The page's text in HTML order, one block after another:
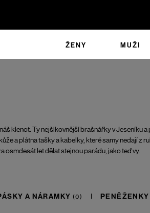
ŽENY MUŽI
klenot. Ty nejšikovnější brašnářky v Jeseníku
a plátna tašky a kabelky, které samy nedají z
osmdesát let dělat stejnou parádu, jako teď vy.
A NÁRAMKY PENĚŽENKY